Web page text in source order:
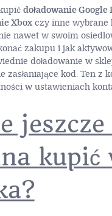
doładowanie Google
Xboxczy inne wybrane
nawet w swoim
zakupu i jak
doładowanie w
zasłaniające kod. Ten z
w ustawieniach
jeszcze
kupić